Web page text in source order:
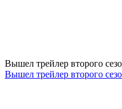
Вышел трейлер второго
Вышел трейлер второго